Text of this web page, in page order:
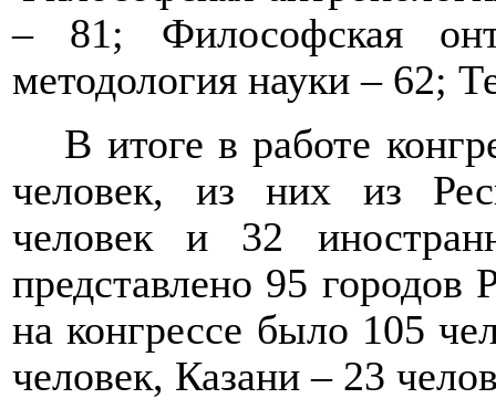
– 81; Философская
методология науки – 62;
В итоге в работе
человек, из них из
человек и 32
представлено 95
на конгрессе было 105
человек, Казани – 23